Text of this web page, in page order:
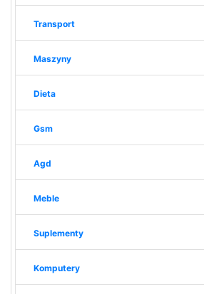
Transport
Maszyny
Dieta
Gsm
Agd
Meble
Suplementy
Komputery